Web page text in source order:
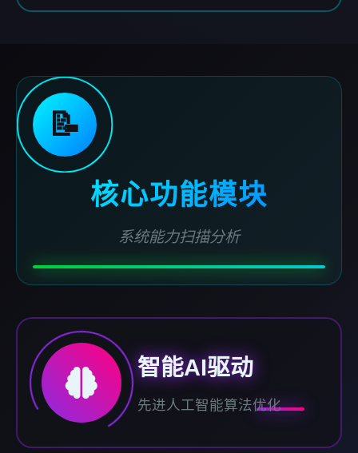
📝
核心功能模块
系统能力扫描分析
智能AI驱动
先进人工智能算法优化